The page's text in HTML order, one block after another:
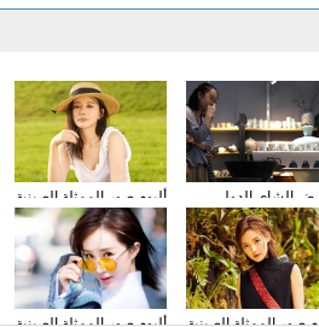
ألبوم صور الممثلة الصينية
شيونغ ناى جين
الشاى الدولى
فى مدينة داليان